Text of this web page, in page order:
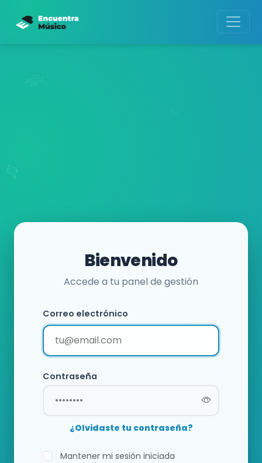
Bienvenido
Accede a tu panel de gestión
Correo electrónico
Contraseña
¿Olvidaste tu contraseña?
Mantener mi sesión iniciada